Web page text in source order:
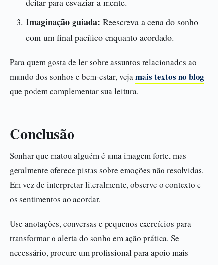
deitar para esvaziar a mente.
Imaginação guiada: Reescreva a cena do sonho
com um final pacífico enquanto acordado.
Para quem gosta de ler sobre assuntos relacionados ao
mundo dos sonhos e bem-estar, vejamais textos no blog
que podem complementar sua leitura.
Conclusão
Sonhar que matou alguém é uma imagem forte, mas
geralmente oferece pistas sobre emoções não resolvidas.
Em vez de interpretar literalmente, observe o contexto e
os sentimentos ao acordar.
Use anotações, conversas e pequenos exercícios para
transformar o alerta do sonho em ação prática. Se
necessário, procure um profissional para apoio mais